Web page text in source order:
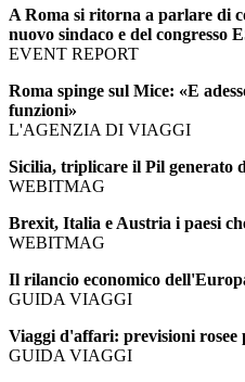
A Roma si ritorna a parlare di
nuovo sindaco e del congresso
EVENT REPORT
Roma spinge sul Mice: «E
funzioni»
L'AGENZIA DI VIAGGI
Sicilia, triplicare il Pil generato
WEBITMAG
Brexit, Italia e Austria i paesi
WEBITMAG
Il rilancio economico
GUIDA VIAGGI
Viaggi d'affari: previsioni rosee
GUIDA VIAGGI